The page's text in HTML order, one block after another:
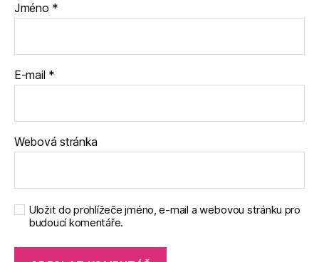
Jméno *
E-mail *
Webová stránka
Uložit do prohlížeče jméno, e-mail a webovou stránku pro
budoucí komentáře.